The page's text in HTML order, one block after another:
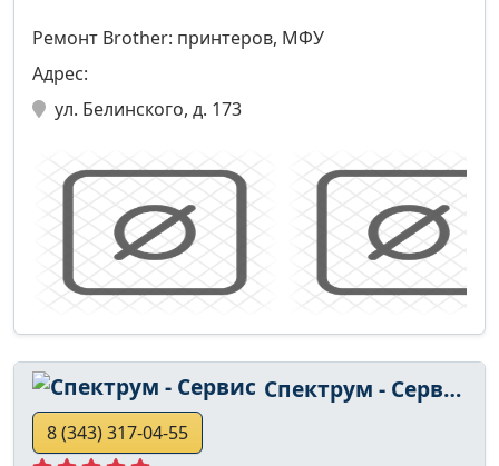
Ремонт Brother: принтеров, МФУ
Адрес:
ул. Белинского, д. 173
Спектрум - Сервис
8 (343) 317-04-55